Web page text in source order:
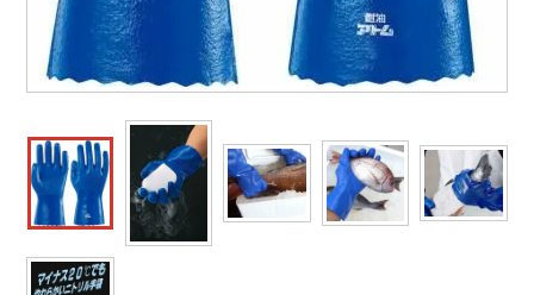
作業用ポロシャツ
レインウェア・カッパ
コンプレッションウェアランキング
作業用ポロシャツランキング
作業用手袋ランキング
レインウェアランキング
住商モンブラン ボンマックス
GUSH FORCE CUP
GDジャパン カーシーカシマ
飲食店ユニフォーム
運送・倉庫作業服
清掃・ビルメンテ作業服
夜間・高視認性安全服